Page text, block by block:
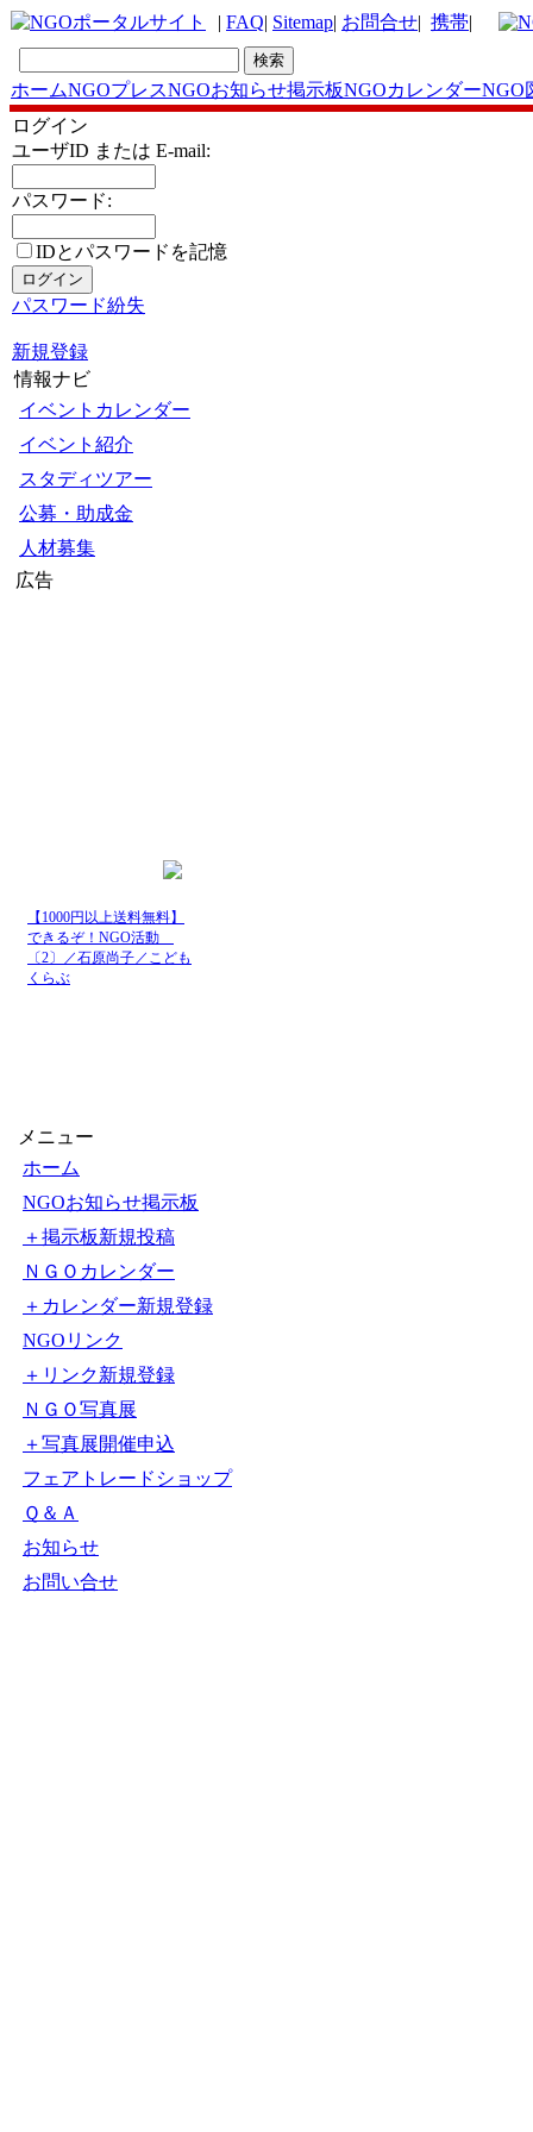
| FAQ| Sitemap| お問合せ| 携帯|
ホームNGOプレスNGOお知らせ掲示板NGOカレンダーNGO
ログイン
ユーザID または E-mail:
パスワード:
IDとパスワードを記憶
パスワード紛失
新規登録
情報ナビ
イベントカレンダー
イベント紹介
スタディツアー
公募・助成金
人材募集
広告
【1000円以上送料無料】
できるぞ！NGO活動
〔2〕／石原尚子／こども
くらぶ
メニュー
ホーム
NGOお知らせ掲示板
＋掲示板新規投稿
ＮＧＯカレンダー
＋カレンダー新規登録
NGOリンク
＋リンク新規登録
ＮＧＯ写真展
＋写真展開催申込
フェアトレードショップ
Ｑ＆Ａ
お知らせ
お問い合せ